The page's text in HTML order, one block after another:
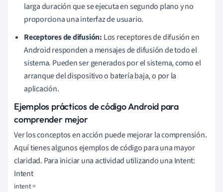
larga duración que se ejecuta en segundo plano y no
proporciona una interfaz de usuario.
Receptores de difusión: Los receptores de difusión en
Android responden a mensajes de difusión de todo el
sistema. Pueden ser generados por el sistema, como el
arranque del dispositivo o batería baja, o por la
aplicación.
Ejemplos prácticos de código Android para
comprender mejor
Ver los conceptos en acción puede mejorar la comprensión.
Aquí tienes algunos ejemplos de código para una mayor
claridad. Para iniciar una actividad utilizando una Intent:
Intent
intent =